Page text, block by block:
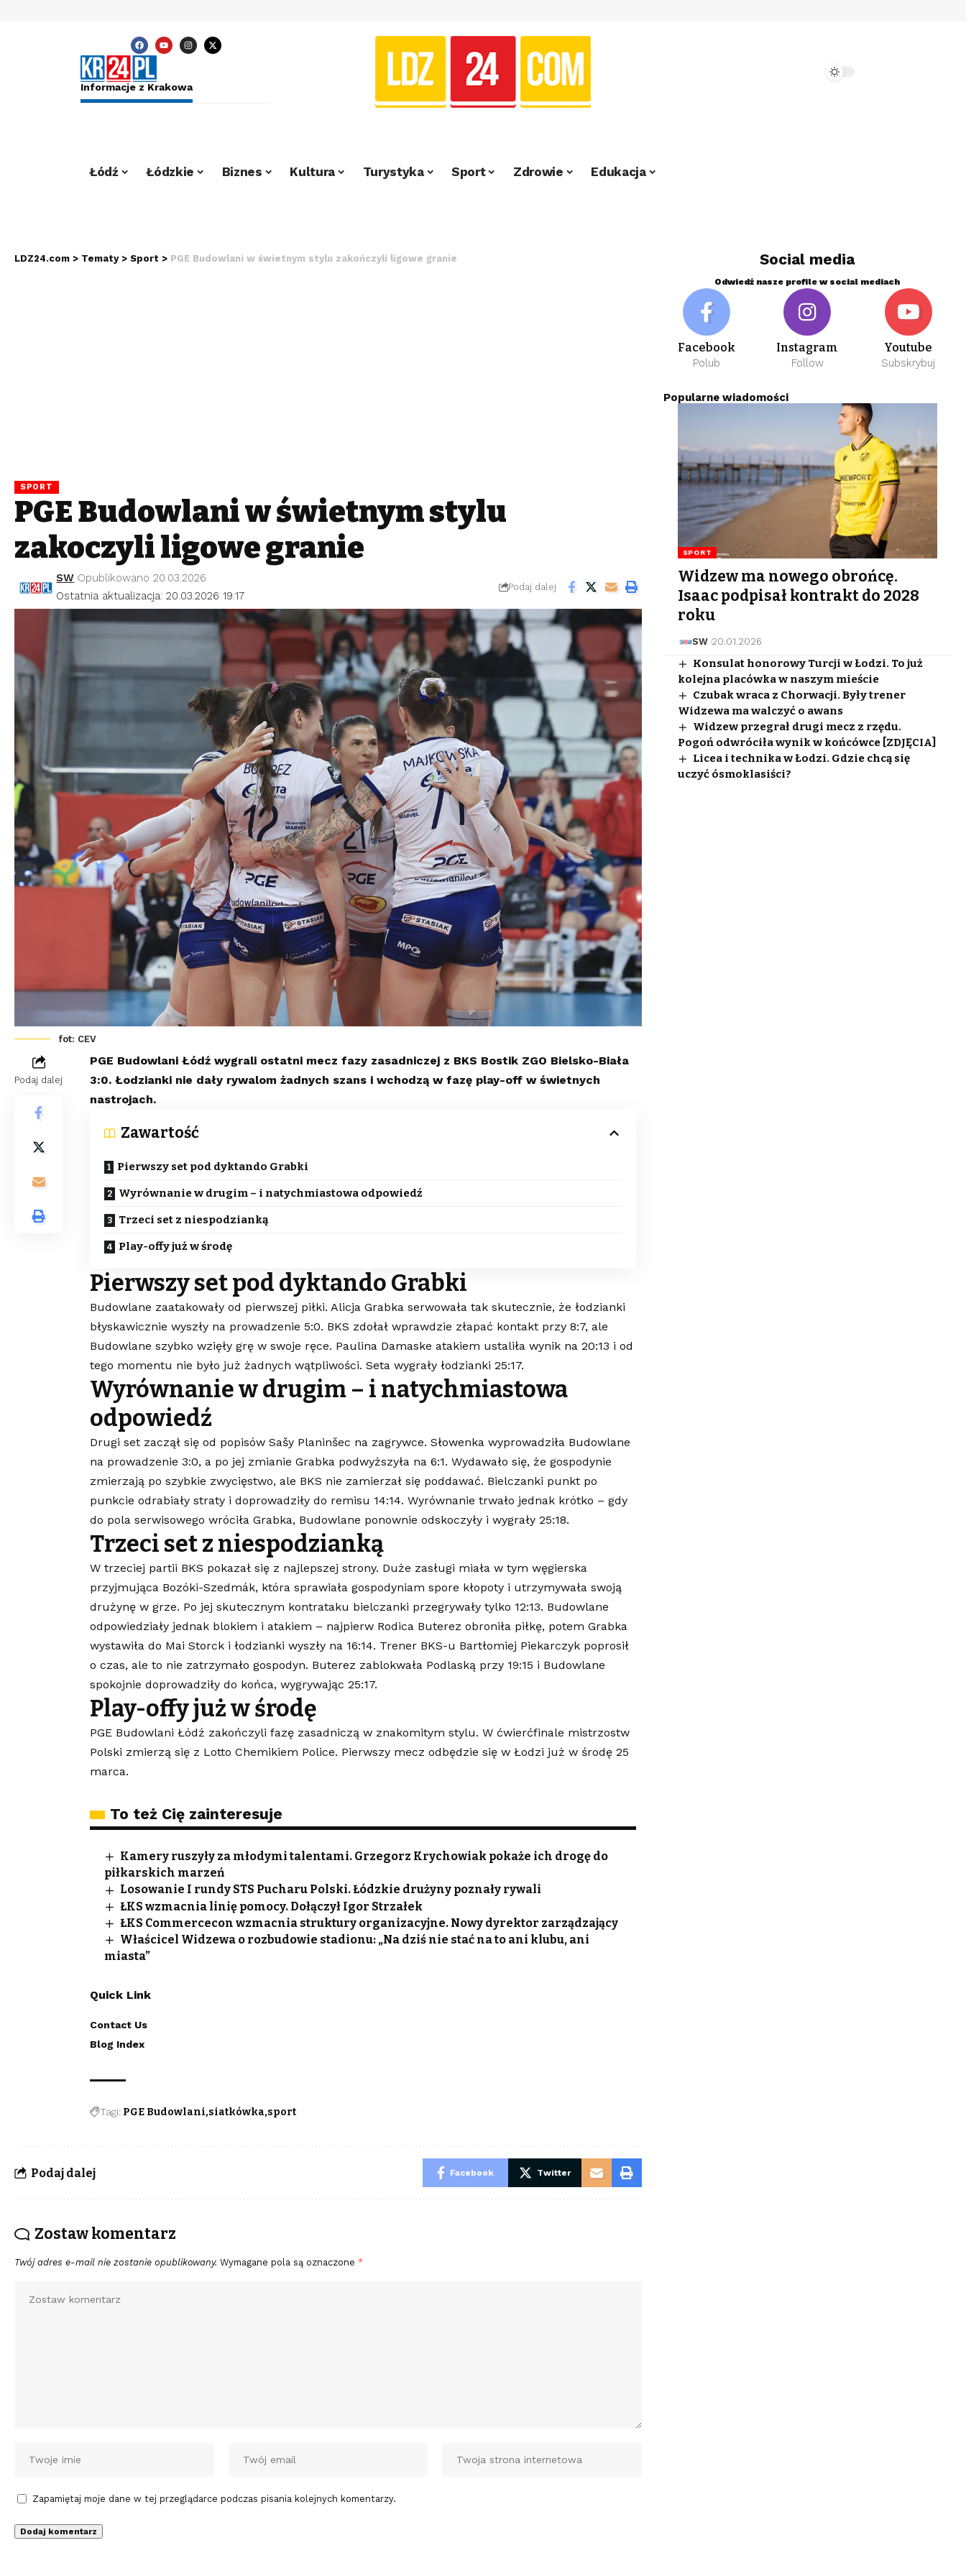
Informacje z Krakowa
Łódź Łódzkie Biznes Kultura Turystyka Sport Zdrowie Edukacja
LDZ24.com > Tematy> Sport > PGE Budowlani w świetnym stylu zakończyli ligowe granie
SPORT
PGE Budowlani w świetnym stylu
zakończyli ligowe granie
Ostatnia aktualizacja: 20.03.2026 19:17
SW Opublikowano 20.03.2026
Podaj dalej
fot: CEV
Podaj dalej
PGE Budowlani Łódź wygrali ostatni mecz fazy zasadniczej z BKS Bostik ZGO Bielsko-Biała
3:0. Łodzianki nie dały rywalom żadnych szans i wchodzą w fazę play-off w świetnych
nastrojach.
Zawartość
Pierwszy set pod dyktando Grabki
Wyrównanie w drugim – i natychmiastowa odpowiedź
Trzeci set z niespodzianką
Play-offy już w środę
Pierwszy set pod dyktando Grabki
Budowlane zaatakowały od pierwszej piłki. Alicja Grabka serwowała tak skutecznie, że łodzianki
błyskawicznie wyszły na prowadzenie 5:0. BKS zdołał wprawdzie złapać kontakt przy 8:7, ale
Budowlane szybko wzięły grę w swoje ręce. Paulina Damaske atakiem ustaliła wynik na 20:13 i od
tego momentu nie było już żadnych wątpliwości. Seta wygrały łodzianki 25:17.
Wyrównanie w drugim – i natychmiastowa
odpowiedź
Drugi set zaczął się od popisów Sašy Planinšec na zagrywce. Słowenka wyprowadziła Budowlane
na prowadzenie 3:0, a po jej zmianie Grabka podwyższyła na 6:1. Wydawało się, że gospodynie
zmierzają po szybkie zwycięstwo, ale BKS nie zamierzał się poddawać. Bielczanki punkt po
punkcie odrabiały straty i doprowadziły do remisu 14:14. Wyrównanie trwało jednak krótko – gdy
do pola serwisowego wróciła Grabka, Budowlane ponownie odskoczyły i wygrały 25:18.
Trzeci set z niespodzianką
W trzeciej partii BKS pokazał się z najlepszej strony. Duże zasługi miała w tym węgierska
przyjmująca Bozóki-Szedmák, która sprawiała gospodyniam spore kłopoty i utrzymywała swoją
drużynę w grze. Po jej skutecznym kontrataku bielczanki przegrywały tylko 12:13. Budowlane
odpowiedziały jednak blokiem i atakiem – najpierw Rodica Buterez obroniła piłkę, potem Grabka
wystawiła do Mai Storck i łodzianki wyszły na 16:14. Trener BKS-u Bartłomiej Piekarczyk poprosił
o czas, ale to nie zatrzymało gospodyn. Buterez zablokwała Podlaską przy 19:15 i Budowlane
spokojnie doprowadziły do końca, wygrywając 25:17.
Play-offy już w środę
PGE Budowlani Łódź zakończyli fazę zasadniczą w znakomitym stylu. W ćwierćfinale mistrzostw
Polski zmierzą się z Lotto Chemikiem Police. Pierwszy mecz odbędzie się w Łodzi już w środę 25
marca.
To też Cię zainteresuje
Kamery ruszyły za młodymi talentami. Grzegorz Krychowiak pokaże ich drogę do
piłkarskich marzeń
Losowanie I rundy STS Pucharu Polski. Łódzkie drużyny poznały rywali
ŁKS wzmacnia linię pomocy. Dołączył Igor Strzałek
ŁKS Commercecon wzmacnia struktury organizacyjne. Nowy dyrektor zarządzający
Właścicel Widzewa o rozbudowie stadionu: „Na dziś nie stać na to ani klubu, ani
miasta”
Quick Link
Contact Us
Blog Index
Tagi: PGE Budowlani siatkówka sport
Podaj dalej Facebook Twitter
Zostaw komentarz
Twój adres e-mail nie zostanie opublikowany. Wymagane pola są oznaczone *
Zapamiętaj moje dane w tej przeglądarce podczas pisania kolejnych komentarzy.
Social media
Odwiedź nasze profile w social mediach
Facebook
Polub
Instagram
Follow
Youtube
Subskrybuj
Popularne wiadomości
SPORT
Widzew ma nowego obrońcę.
Isaac podpisał kontrakt do 2028
roku
SW 20.01.2026
Konsulat honorowy Turcji w Łodzi. To już
kolejna placówka w naszym mieście
Czubak wraca z Chorwacji. Były trener
Widzewa ma walczyć o awans
Widzew przegrał drugi mecz z rzędu.
Pogoń odwróciła wynik w końcówce [ZDJĘCIA]
Licea i technika w Łodzi. Gdzie chcą się
uczyć ósmoklasiści?